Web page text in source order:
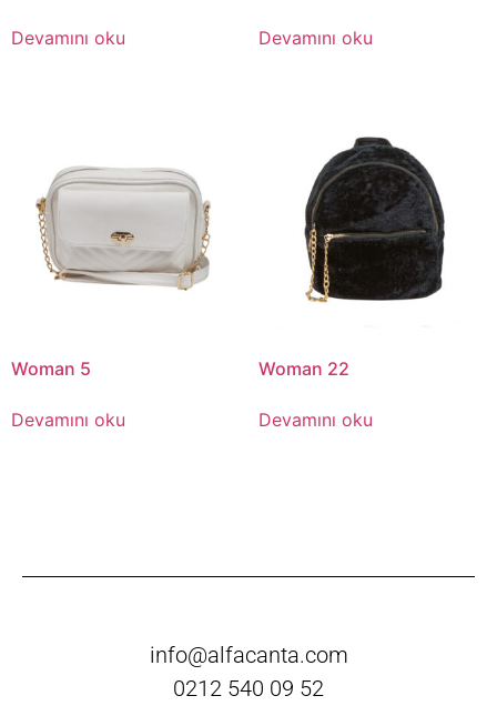
Devamını oku Devamını oku
Woman 5
Devamını oku
Woman 22
Devamını oku
info@alfacanta.com
0212 540 09 52